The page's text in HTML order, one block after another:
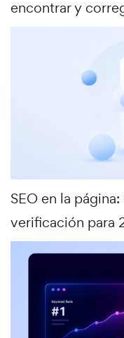
encontrar y
SEO en la
verificación para